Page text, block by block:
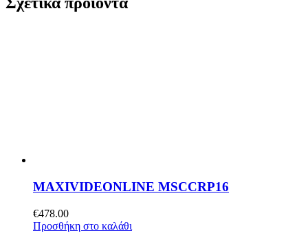
MAXIVIDEONLINE MSCCRP16
€478.00
Προσθήκη στο καλάθι